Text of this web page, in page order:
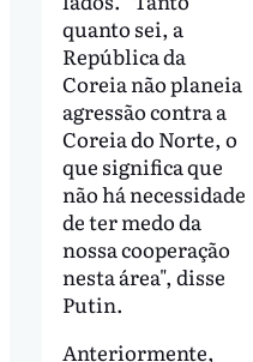
quanto sei, a
República da
Coreia não planeia
agressão contra a
Coreia do Norte, o
que significa que
não há necessidade
de ter medo da
nossa cooperação
nesta área", disse
Putin.
Anteriormente,